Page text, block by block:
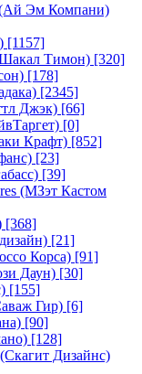
Эм Компани)
[1157]
Тимон) [320]
[178]
[2345]
Джэк) [66]
[0]
Крафт) [852]
[23]
[39]
(МЗэт Кастом
[368]
[21]
Корса) [91]
Даун) [30]
[155]
Гир) [6]
[90]
[128]
Дизайнс)